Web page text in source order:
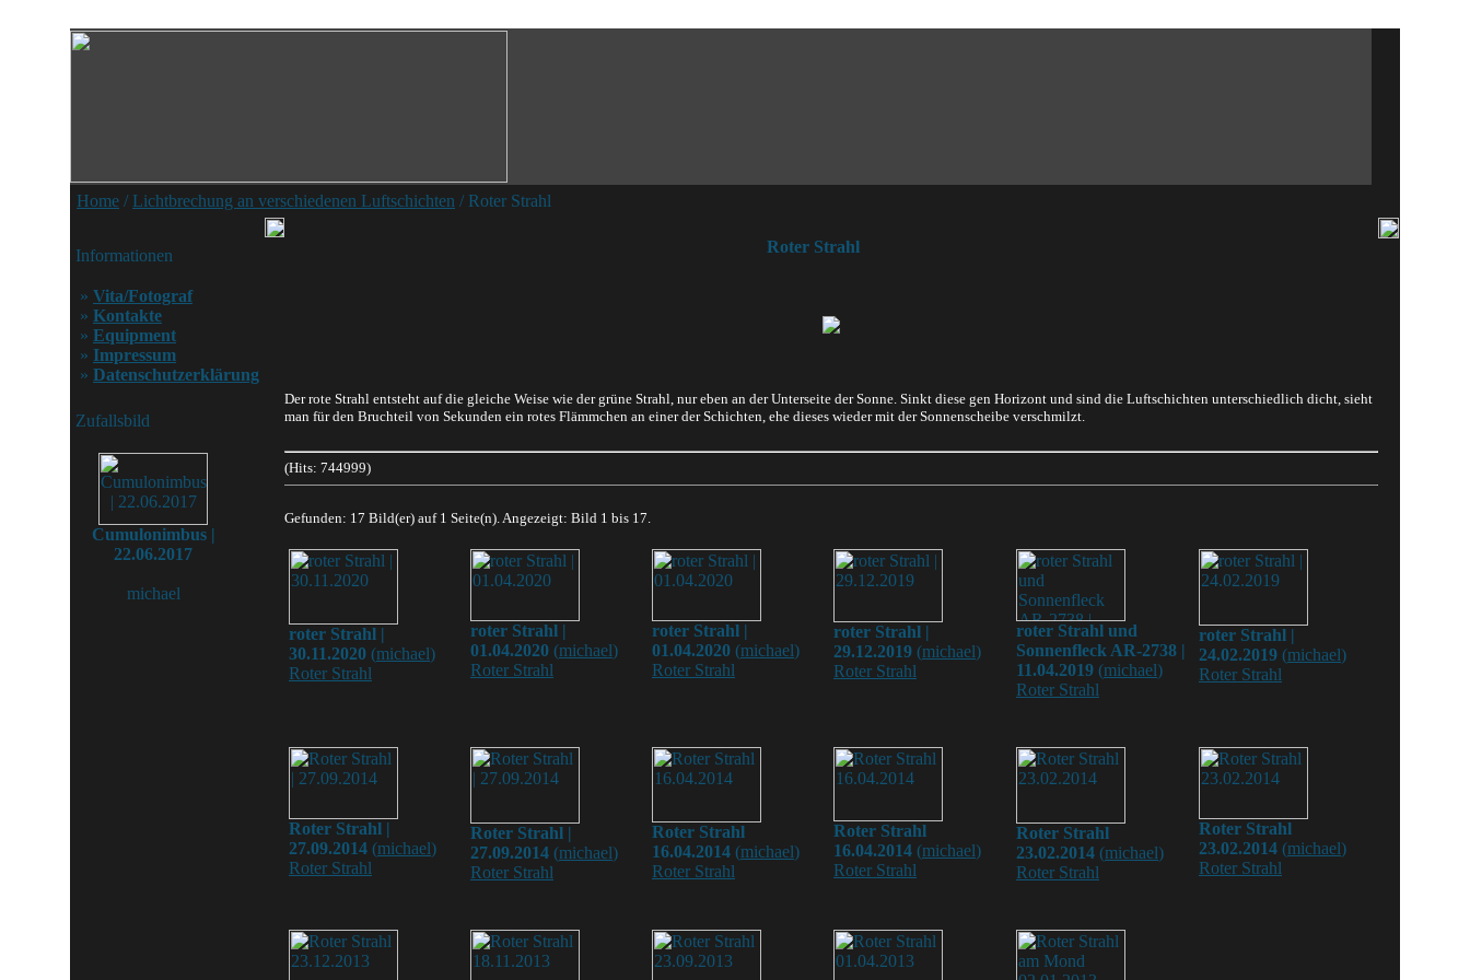
Home / Lichtbrechung an verschiedenen Luftschichten / Roter Strahl
Informationen
» Vita/Fotograf
» Kontakte
» Equipment
» Impressum
» Datenschutzerklärung
Zufallsbild
Cumulonimbus |
22.06.2017
michael
Roter Strahl
Der rote Strahl entsteht auf die gleiche Weise wie der grüne Strahl, nur eben an der Unterseite der Sonne. Sinkt diese gen Horizont und sind die Luftschichten unterschiedlich dicht, sieht
man für den Bruchteil von Sekunden ein rotes Flämmchen an einer der Schichten, ehe dieses wieder mit der Sonnenscheibe verschmilzt.
(Hits: 744999)
Gefunden: 17 Bild(er) auf 1 Seite(n). Angezeigt: Bild 1 bis 17.
roter Strahl |
30.11.2020 (michael)
Roter Strahl
roter Strahl |
01.04.2020 (michael)
Roter Strahl
roter Strahl |
01.04.2020 (michael)
Roter Strahl
roter Strahl |
29.12.2019 (michael)
Roter Strahl
roter Strahl und
Sonnenfleck AR-2738 |
11.04.2019 (michael)
Roter Strahl
roter Strahl |
24.02.2019 (michael)
Roter Strahl
Roter Strahl |
27.09.2014 (michael)
Roter Strahl
Roter Strahl |
27.09.2014 (michael)
Roter Strahl
Roter Strahl
16.04.2014 (michael)
Roter Strahl
Roter Strahl
16.04.2014 (michael)
Roter Strahl
Roter Strahl
23.02.2014 (michael)
Roter Strahl
Roter Strahl
23.02.2014 (michael)
Roter Strahl